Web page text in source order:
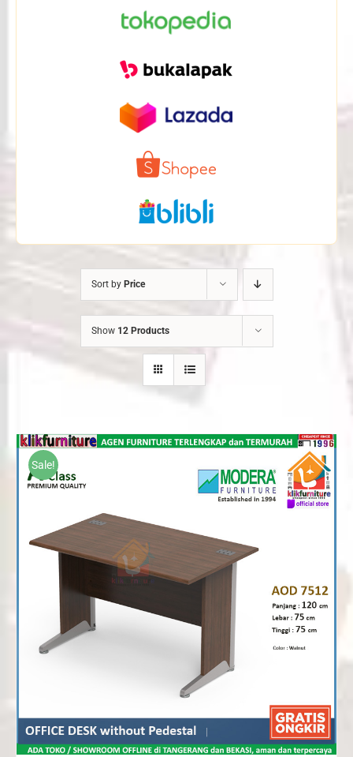
Sort by Price
Show 12 Products
Sale!